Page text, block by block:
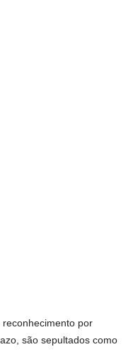
por
são sepultados como